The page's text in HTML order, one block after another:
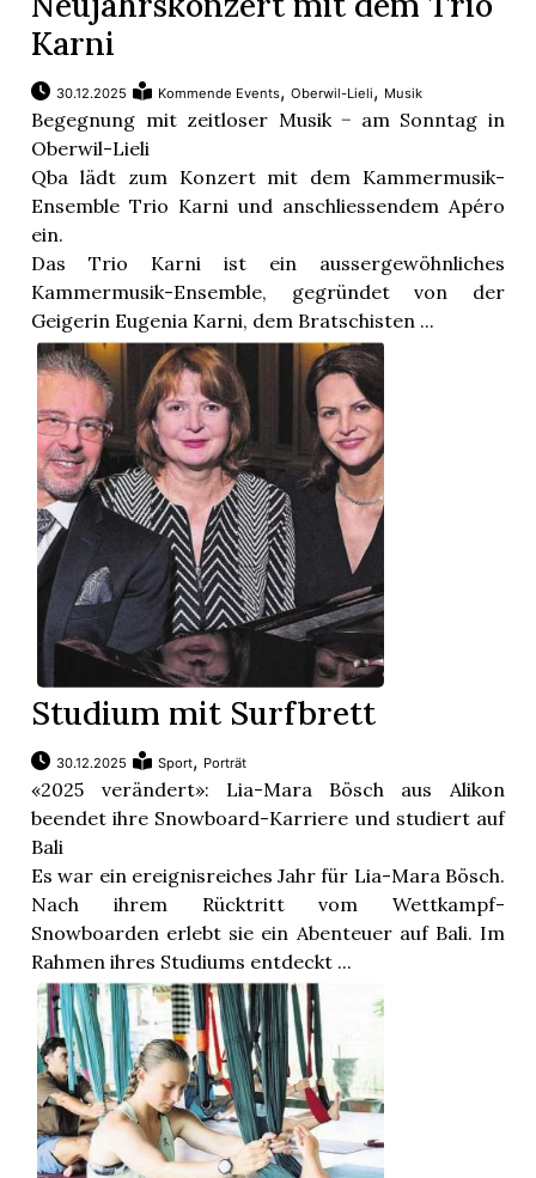
Karni
30.12.2025 Kommende Events,Oberwil-Lieli, Musik
Begegnung mit zeitloser Musik − am Sonntag in
Oberwil-Lieli
Qba lädt zum Konzert mit dem Kammermusik-
Ensemble Trio Karni und anschliessendem Apéro
ein.
Das Trio Karni ist ein aussergewöhnliches
Kammermusik-Ensemble, gegründet von der
Geigerin Eugenia Karni, dem Bratschisten ...
Studium mit Surfbrett
30.12.2025 Sport, Porträt
«2025 verändert»: Lia-Mara Bösch aus Alikon
beendet ihre Snowboard-Karriere und studiert auf
Bali
Es war ein ereignisreiches Jahr für Lia-Mara Bösch.
Nach ihrem Rücktritt vom Wettkampf-
Snowboarden erlebt sie ein Abenteuer auf Bali. Im
Rahmen ihres Studiums entdeckt ...